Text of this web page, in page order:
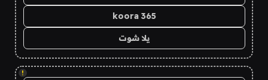
koora 365
يلا شوت
!